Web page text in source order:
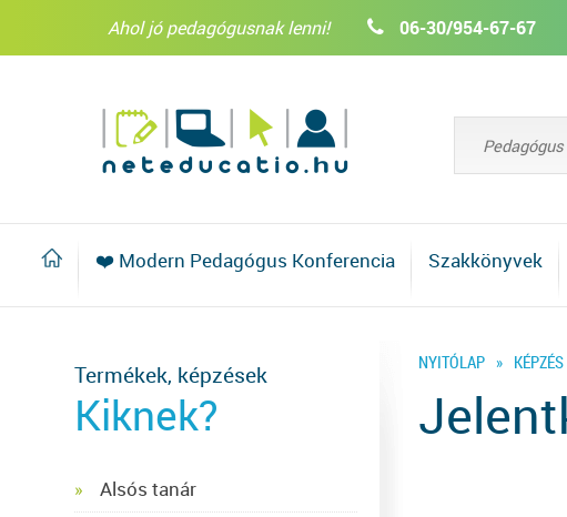
Ahol jó pedagógusnak lenni! 06-30/954-67-67
❤️ Modern Pedagógus Konferencia Szakkönyvek
NYITÓLAP »
Termékek, képzések
Kiknek?
Alsós tanár